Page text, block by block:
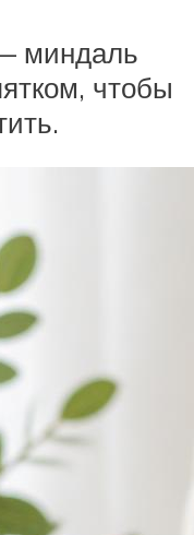
миндаль
чтобы